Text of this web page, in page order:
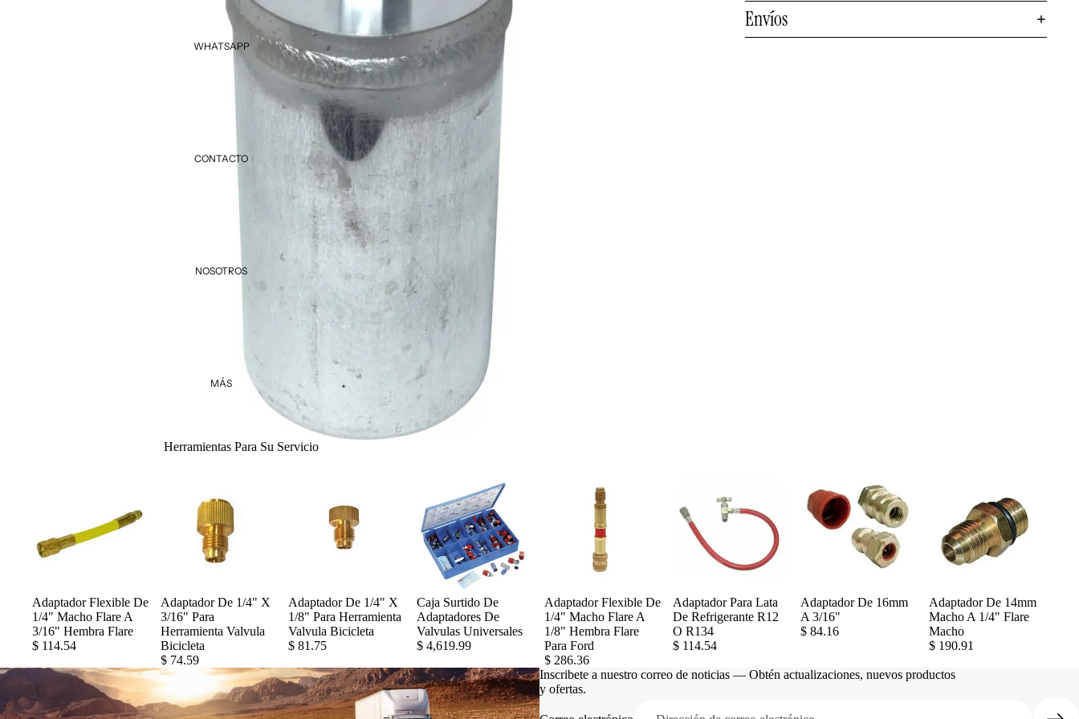
WHATSAPP
CONTACTO
NOSOTROS
MÁS
Envíos
Herramientas Para Su Servicio
Adaptador Flexible De
1/4" Macho Flare A
3/16" Hembra Flare
$ 114.54
Adaptador De 1/4" X
3/16" Para
Herramienta Valvula
Bicicleta
$ 74.59
Adaptador De 1/4" X
1/8" Para Herramienta
Valvula Bicicleta
$ 81.75
Caja Surtido De
Adaptadores De
Valvulas Universales
$ 4,619.99
Adaptador Flexible De
1/4" Macho Flare A
1/8" Hembra Flare
Para Ford
$ 286.36
Adaptador Para Lata
De Refrigerante R12
O R134
$ 114.54
Adaptador De 16mm
A 3/16"
$ 84.16
Adaptador De 14mm
Macho A 1/4" Flare
Macho
$ 190.91
Inscribete a nuestro correo de noticias — Obtén actualizaciones, nuevos productos
y ofertas.